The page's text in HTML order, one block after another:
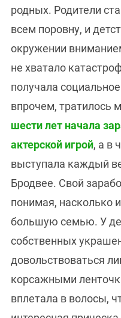
родных. Родители
всем поровну, и
окружении
не хватало
получала
впрочем, тратилось
шести лет начала
актерской игрой, а в
выступала каждый
Бродвее. Свой
понимая, насколько
большую семью. У
собственных
довольствоваться
корсажными
вплетала в волосы,